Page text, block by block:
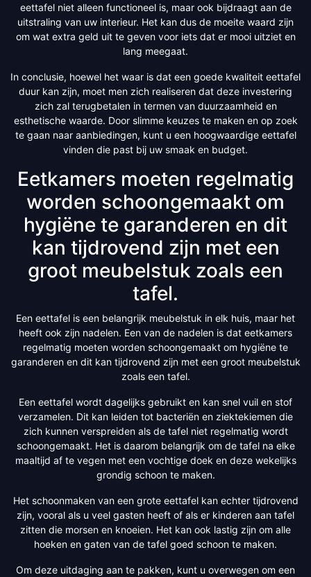
eettafel niet alleen functioneel is, maar ook bijdraagt aan de
uitstraling van uw interieur. Het kan dus de moeite waard zijn
om wat extra geld uit te geven voor iets dat er mooi uitziet en
lang meegaat.
In conclusie, hoewel het waar is dat een goede kwaliteit eettafel
duur kan zijn, moet men zich realiseren dat deze investering
zich zal terugbetalen in termen van duurzaamheid en
esthetische waarde. Door slimme keuzes te maken en op zoek
te gaan naar aanbiedingen, kunt u een hoogwaardige eettafel
vinden die past bij uw smaak en budget.
Eetkamers moeten regelmatig
worden schoongemaakt om
hygiëne te garanderen en dit
kan tijdrovend zijn met een
groot meubelstuk zoals een
tafel.
Een eettafel is een belangrijk meubelstuk in elk huis, maar het
heeft ook zijn nadelen. Een van de nadelen is dat eetkamers
regelmatig moeten worden schoongemaakt om hygiëne te
garanderen en dit kan tijdrovend zijn met een groot meubelstuk
zoals een tafel.
Een eettafel wordt dagelijks gebruikt en kan snel vuil en stof
verzamelen. Dit kan leiden tot bacteriën en ziektekiemen die
zich kunnen verspreiden als de tafel niet regelmatig wordt
schoongemaakt. Het is daarom belangrijk om de tafel na elke
maaltijd af te vegen met een vochtige doek en deze wekelijks
grondig schoon te maken.
Het schoonmaken van een grote eettafel kan echter tijdrovend
zijn, vooral als u veel gasten heeft of als er kinderen aan tafel
zitten die morsen en knoeien. Het kan ook lastig zijn om alle
hoeken en gaten van de tafel goed schoon te maken.
Om deze uitdaging aan te pakken, kunt u overwegen om een